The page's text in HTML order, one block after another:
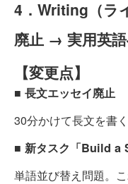
4．Writing（ラ
廃止 → 実用英
【変更点】
■ 長文エッセイ廃止
30分かけて長文を書
■ 新タスク「Build a
単語並び替え問題。